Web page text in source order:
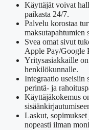
Käyttäjät voivat
paikasta 24/7.
Palvelu korostaa
maksutapahtumien
Svea omat sivut
Apple Pay/Google
Yritysasiakkaille
henkilökunnalle.
Integraatio useisiin
perintä- ja
Käyttäjäkokemus
Laskut,
nopeasti ilman